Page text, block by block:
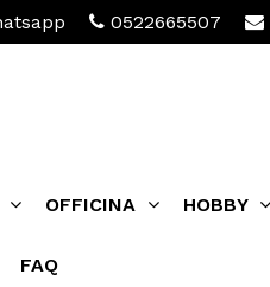
0522665507
OFFICINA HOBBY
FAQ